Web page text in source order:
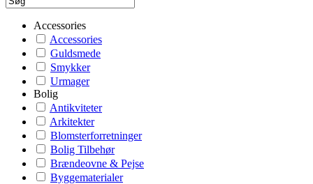
Accessories
Accessories
Guldsmede
Smykker
Urmager
Bolig
Antikviteter
Arkitekter
Blomsterforretninger
Bolig Tilbehør
Brændeovne & Pejse
Byggematerialer